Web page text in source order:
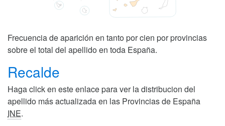
Frecuencia de aparición en tanto por cien por provincias
sobre el total del apellido en toda España.
Recalde
Haga click en este enlace para ver la distribucion del
apellido más actualizada en las Provincias de España
INE.